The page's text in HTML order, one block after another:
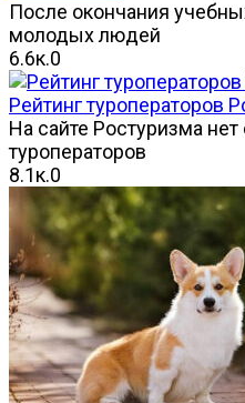
После окончания
молодых людей
6.6к.0
Рейтинг туроператоров
На сайте Ростуризма
туроператоров
8.1к.0